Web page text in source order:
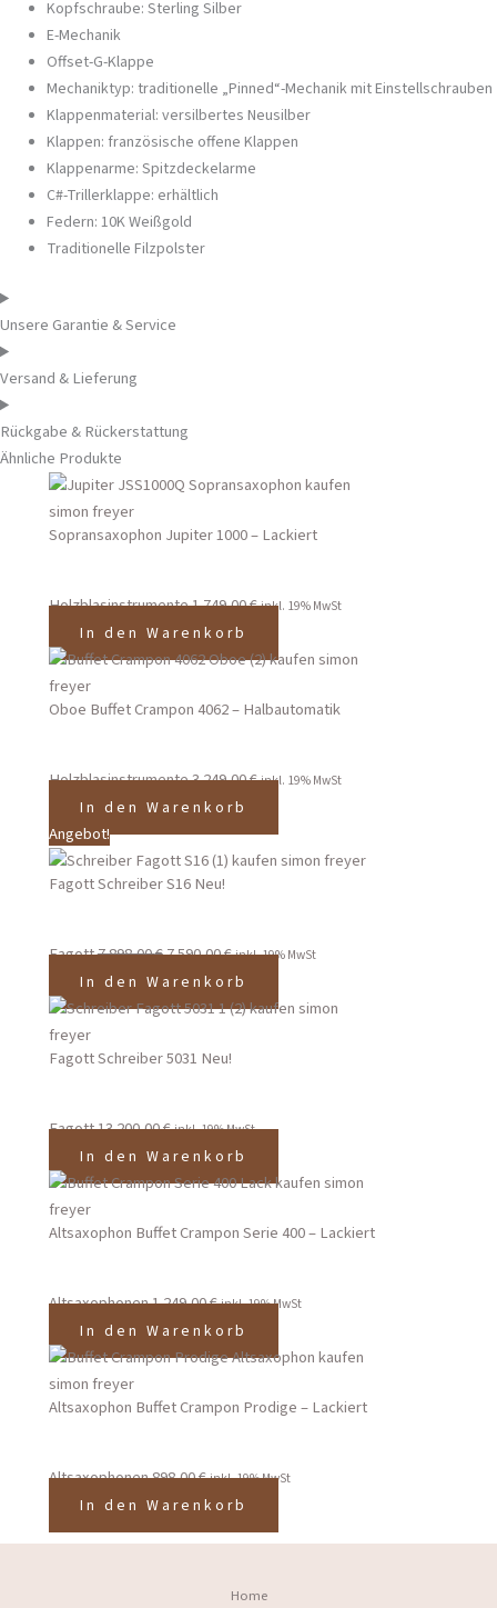
Kopfschraube: Sterling Silber
E-Mechanik
Offset-G-Klappe
Mechaniktyp: traditionelle „Pinned“-Mechanik mit Einstellschrauben
Klappenmaterial: versilbertes Neusilber
Klappen: französische offene Klappen
Klappenarme: Spitzdeckelarme
C#-Trillerklappe: erhältlich
Federn: 10K Weißgold
Traditionelle Filzpolster
Unsere Garantie & Service
Versand & Lieferung
Rückgabe & Rückerstattung
Ähnliche Produkte
Sopransaxophon Jupiter 1000 – Lackiert
Holzblasinstrumente1.749,00€inkl. 19% MwSt
In den Warenkorb
Oboe Buffet Crampon 4062 – Halbautomatik
Holzblasinstrumente3.249,00€inkl. 19% MwSt
In den Warenkorb
Angebot!
Fagott Schreiber S16 Neu!
Fagott7.898,00€7.590,00€inkl. 19% MwSt
In den Warenkorb
Fagott Schreiber 5031 Neu!
Fagott13.200,00€inkl. 19% MwSt
In den Warenkorb
Altsaxophon Buffet Crampon Serie 400 – Lackiert
Altsaxophonen1.249,00€inkl. 19% MwSt
In den Warenkorb
Altsaxophon Buffet Crampon Prodige – Lackiert
Altsaxophonen898,00€inkl. 19% MwSt
In den Warenkorb
Home